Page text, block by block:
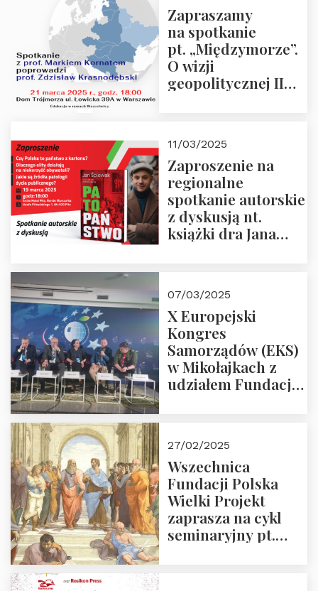
Zapraszamy
na spotkanie
pt. „Międzymorze”.
O wizji
geopolitycznej II
i prof.
Krasnodębski
11/03/2025
Zaproszenie na
regionalne
spotkanie autorskie
z dyskusją nt.
książki dra Jana
07/03/2025
X Europejski
Kongres
Samorządów (EKS)
w Mikołajkach z
udziałem Fundacji
27/02/2025
Wszechnica
Fundacji Polska
Wielki Projekt
zaprasza na cykl
seminaryjny pt.